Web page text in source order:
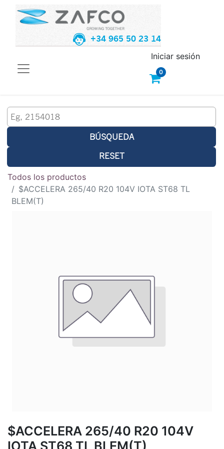
+34 965 50 23 14
0
Iniciar sesión
BÚSQUEDA
RESET
Todos los productos
$ACCELERA 265/40 R20 104V IOTA ST68 TL
BLEM(T)
$ACCELERA 265/40 R20 104V
IOTA ST68 TL BLEM(T)